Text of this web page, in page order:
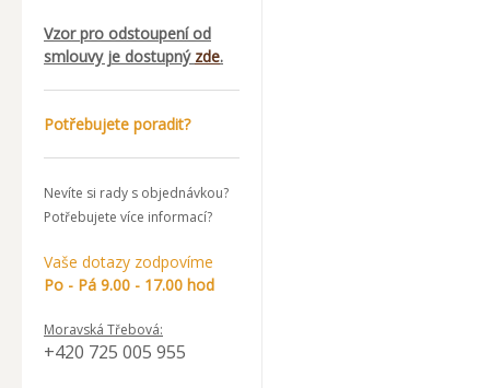
Vzor pro odstoupení od
smlouvy je dostupný zde.
Potřebujete poradit?
Nevíte si rady s objednávkou?
Potřebujete více informací?
Vaše dotazy zodpovíme
Po - Pá 9.00 - 17.00 hod
Moravská Třebová:
+420 725 005 955